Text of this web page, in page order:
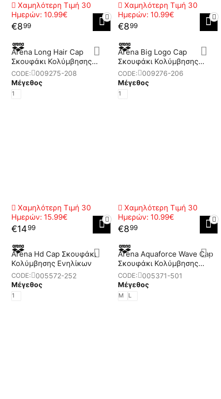
Χαμηλότερη Τιμή 30
Ημερών: 10.99€
€899
Χαμηλότερη Τιμή 30
Ημερών: 10.99€
€899
Arena Long Hair Cap
Σκουφάκι Κολύμβησης
Ενηλίκων
CODE:
009275-208
Μέγεθος
1
Χαμηλότερη Τιμή 30
Ημερών: 15.99€
€1499
Arena Big Logo Cap
Σκουφάκι Κολύμβησης
Ενηλίκων
CODE:
009276-206
Μέγεθος
1
Χαμηλότερη Τιμή 30
Ημερών: 10.99€
€899
Arena Hd Cap Σκουφάκι
Κολύμβησης Ενηλίκων
CODE:
005572-252
Μέγεθος
1
Arena Aquaforce Wave Cap
Σκουφάκι Κολύμβησης
Ενηλίκων
CODE:
005371-501
Μέγεθος
M L